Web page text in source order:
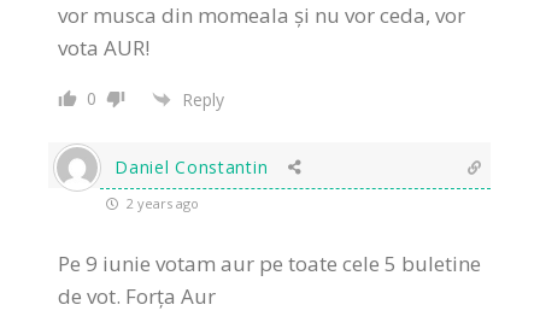
vor musca din momeala și nu vor ceda, vor
vota AUR!
0 Reply
Daniel Constantin
2 years ago
Pe 9 iunie votam aur pe toate cele 5 buletine
de vot. Forța Aur